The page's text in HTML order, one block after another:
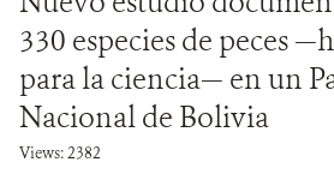
330 especies de peces
para la ciencia— en un
Nacional de Bolivia
Views: 2382